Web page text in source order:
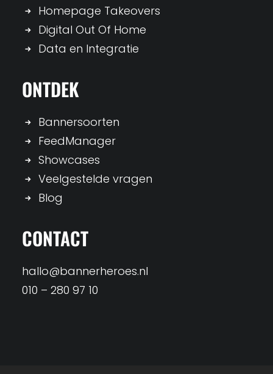
Homepage Takeovers
Digital Out Of Home
Data en Integratie
ONTDEK
Bannersoorten
FeedManager
Showcases
Veelgestelde vragen
Blog
CONTACT
hallo@bannerheroes.nl
010 – 280 97 10